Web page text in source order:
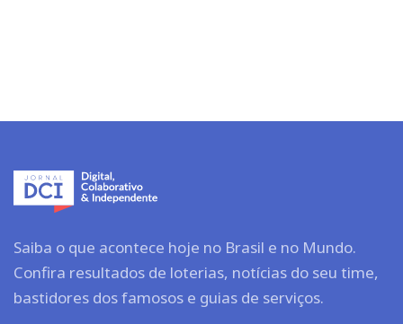
Saiba o que acontece hoje no Brasil e no Mundo.
Confira resultados de loterias, notícias do seu time,
bastidores dos famosos e guias de serviços.